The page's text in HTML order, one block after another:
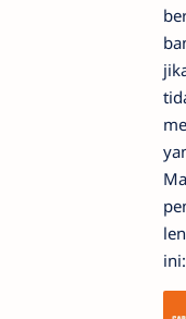
ini: